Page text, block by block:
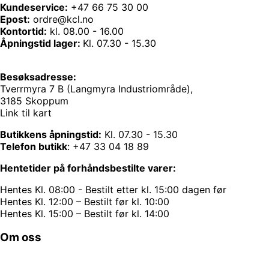
Kundeservice: +47 66 75 30 00
Epost: ordre@kcl.no
Kontortid: kl. 08.00 - 16.00
Åpningstid lager: Kl. 07.30 - 15.30
Besøksadresse:
Tverrmyra 7 B (Langmyra Industriområde),
3185 Skoppum
Link til kart
Butikkens åpningstid: Kl. 07.30 - 15.30
Telefon butikk: +47 33 04 18 89
Hentetider på forhåndsbestilte varer:
Hentes Kl. 08:00 - Bestilt etter kl. 15:00 dagen før
Hentes Kl. 12:00 – Bestilt før kl. 10:00
Hentes Kl. 15:00 – Bestilt før kl. 14:00
Om oss